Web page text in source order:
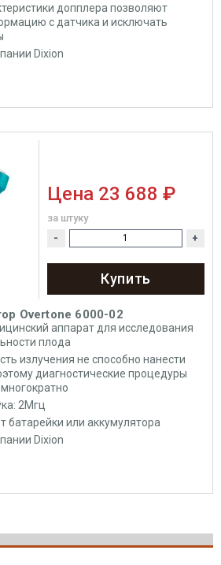
допплера позволяют
с датчика и исключать
Dixion
Overtone 6000-02
аппарат для исследования
плода
излучения не способно нанести
диагностические процедуры
2Мгц
батарейки или аккумулятора
Dixion
Цена 23 688 ₽
за штуку
- +
Купить